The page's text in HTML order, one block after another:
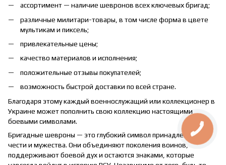
ассортимент — наличие шевронов всех ключевых бригад;
различные милитари-товары, в том числе форма в цвете
мультикам и пиксель;
привлекательные цены;
качество материалов и исполнения;
положительные отзывы покупателей;
возможность быстрой доставки по всей стране.
Благодаря этому каждый военнослужащий или коллекционер в
Украине может пополнить свою коллекцию настоящими
боевыми символами.
Бригадные шевроны — это глубокий символ принадлежности,
чести и мужества. Они объединяют поколения воинов,
поддерживают боевой дух и остаются знаками, которые